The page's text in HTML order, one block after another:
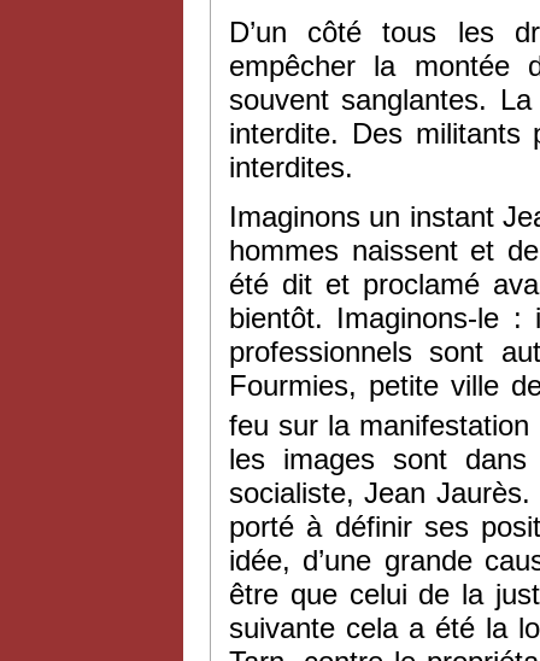
D’un côté tous les
empêcher la montée
souvent sanglantes.
interdite. Des militants
interdites.
Imaginons un instant
hommes naissent et
été dit et proclamé
bientôt. Imaginons-le
professionnels sont
Fourmies, petite ville
feu sur la manifestation
les images sont
socialiste, Jean Jaurès.
porté à définir ses
idée, d’une grande
être que celui de la
suivante cela a été la